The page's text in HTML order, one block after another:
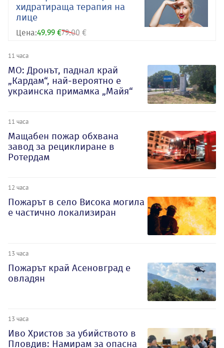
хидратираща терапия на
лице
Цена:49.99 €79.00 €
11 часа
МО: Дронът, паднал край
„Кардам“, най-вероятно е
украинска примамка „Майя“
11 часа
Мащабен пожар обхвана
завод за рециклиране в
Ротердам
12 часа
Пожарът в село Висока могила
е частично локализиран
13 часа
Пожарът край Асеновград е
овладян
13 часа
Иво Христов за убийството в
Пловдив: Намирам за опасна